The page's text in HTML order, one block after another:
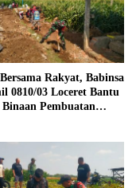
Rakyat, Babinsa
0810/03 Loceret Bantu
Pembuatan